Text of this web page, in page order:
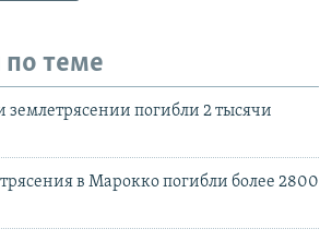
теме
землетрясении погибли 2 тысячи
в Марокко погибли более 2800